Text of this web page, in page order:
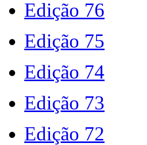
Edição 76
Edição 75
Edição 74
Edição 73
Edição 72